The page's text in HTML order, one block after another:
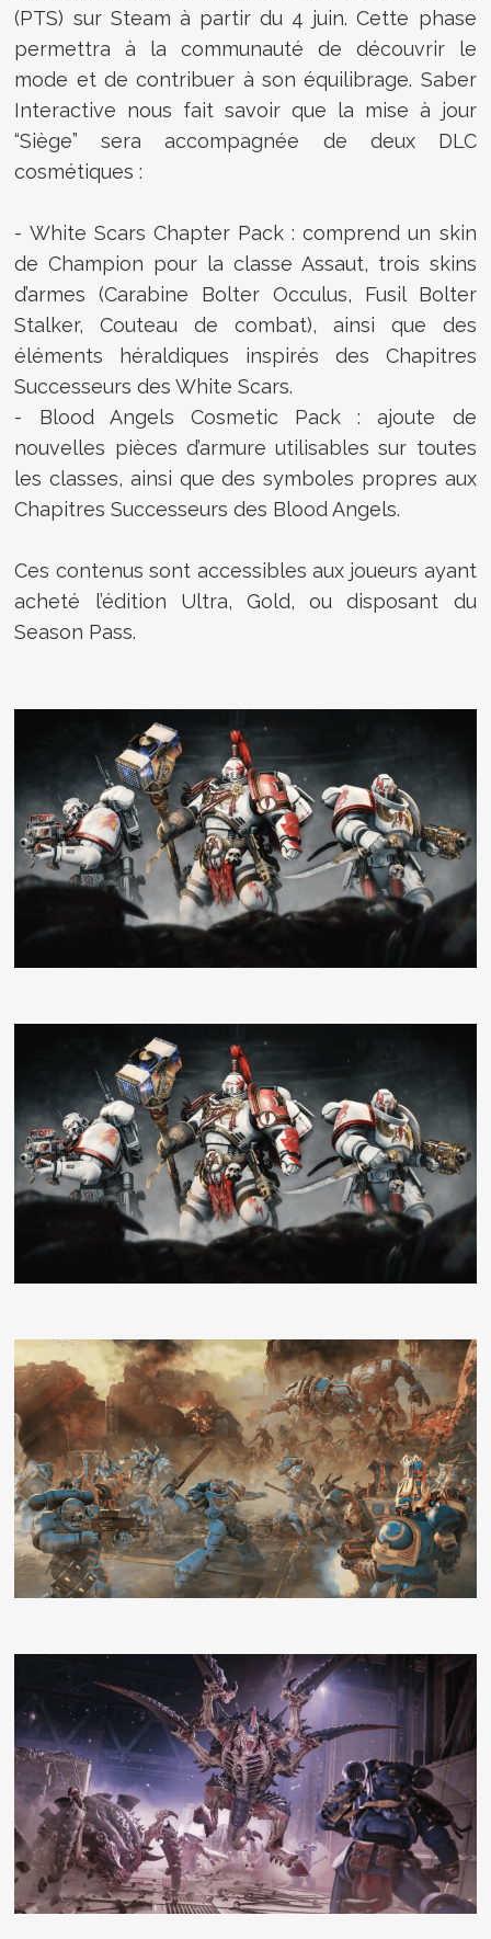
(PTS) sur Steam à partir du 4 juin. Cette phase
permettra à la communauté de découvrir le
mode et de contribuer à son équilibrage. Saber
Interactive nous fait savoir que la mise à jour
“Siège” sera accompagnée de deux DLC
cosmétiques :
- White Scars Chapter Pack : comprend un skin
de Champion pour la classe Assaut, trois skins
d’armes (Carabine Bolter Occulus, Fusil Bolter
Stalker, Couteau de combat), ainsi que des
éléments héraldiques inspirés des Chapitres
Successeurs des White Scars.
- Blood Angels Cosmetic Pack : ajoute de
nouvelles pièces d’armure utilisables sur toutes
les classes, ainsi que des symboles propres aux
Chapitres Successeurs des Blood Angels.
Ces contenus sont accessibles aux joueurs ayant
acheté l’édition Ultra, Gold, ou disposant du
Season Pass.